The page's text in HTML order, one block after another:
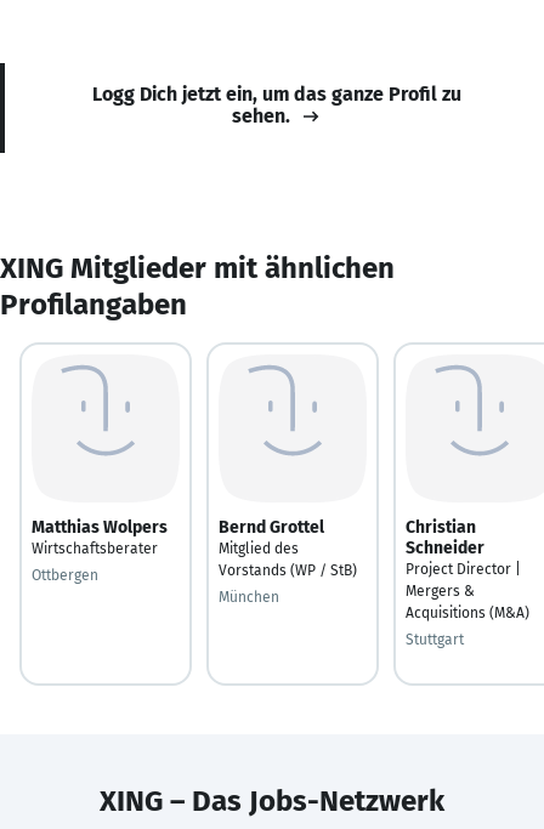
Logg Dich jetzt ein, um das ganze Profil zu
sehen.
XING Mitglieder mit ähnlichen
Profilangaben
Matthias Wolpers
Wirtschaftsberater
Ottbergen
Bernd Grottel
Mitglied des
Vorstands (WP / StB)
München
Christian
Schneider
Project Director |
Mergers &
Acquisitions (M&A)
Stuttgart
XING – Das Jobs-Netzwerk